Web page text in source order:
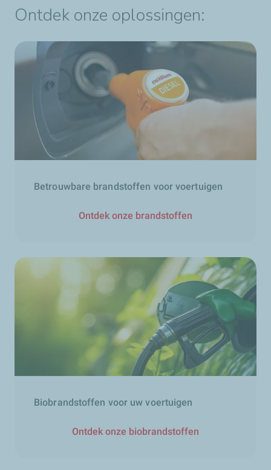
Ontdek onze oplossingen:
Betrouwbare brandstoffen voor voertuigen
Ontdek onze brandstoffen
Biobrandstoffen voor uw voertuigen
Ontdek onze biobrandstoffen